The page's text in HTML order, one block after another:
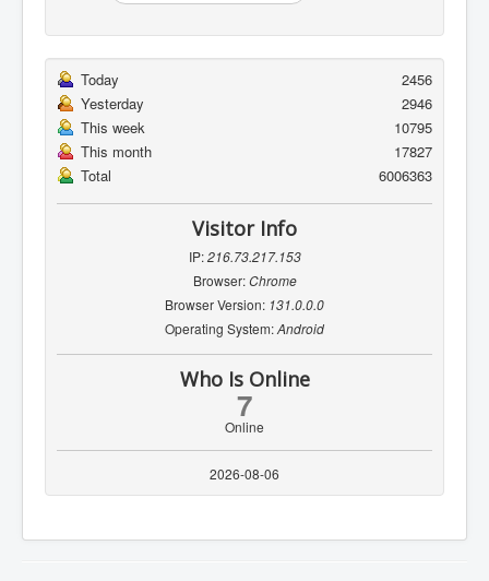
Today
2456
Yesterday
2946
This week
10795
This month
17827
Total
6006363
Visitor Info
IP:216.73.217.153
Browser:Chrome
Browser Version: 131.0.0.0
Operating System:Android
Who Is Online
7
Online
2026-08-06